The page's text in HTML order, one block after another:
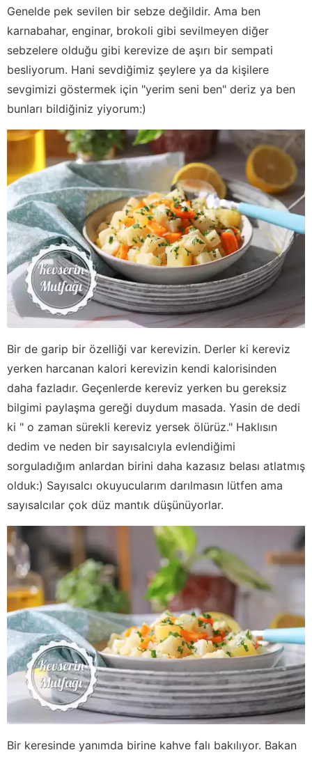
Genelde pek sevilen bir sebze değildir. Ama ben
karnabahar, enginar, brokoli gibi sevilmeyen diğer
sebzelere olduğu gibi kerevize de aşırı bir sempati
besliyorum. Hani sevdiğimiz şeylere ya da kişilere
sevgimizi göstermek için "yerim seni ben" deriz ya ben
bunları bildiğiniz yiyorum:)
Bir de garip bir özelliği var kerevizin. Derler ki kereviz
yerken harcanan kalori kerevizin kendi kalorisinden
daha fazladır. Geçenlerde kereviz yerken bu gereksiz
bilgimi paylaşma gereği duydum masada. Yasin de dedi
ki " o zaman sürekli kereviz yersek ölürüz." Haklısın
dedim ve neden bir sayısalcıyla evlendiğimi
sorguladığım anlardan birini daha kazasız belası atlatmış
olduk:) Sayısalcı okuyucularım darılmasın lütfen ama
sayısalcılar çok düz mantık düşünüyorlar.
Bir keresinde yanımda birine kahve falı bakılıyor. Bakan